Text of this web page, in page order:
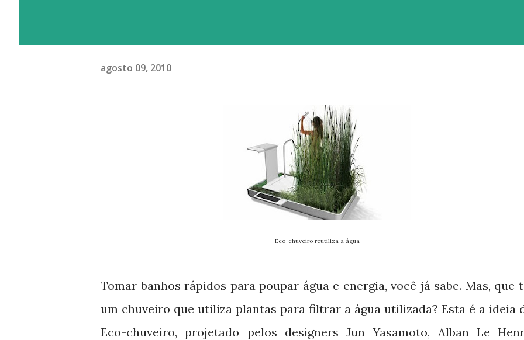
agosto 09, 2010
Eco-chuveiro reutiliza a água
Tomar banhos rápidos para poupar água e energia, você já sabe. Mas, que
um chuveiro que utiliza plantas para filtrar a água utilizada? Esta é a ideia
Eco-chuveiro, projetado pelos designers Jun Yasamoto, Alban Le